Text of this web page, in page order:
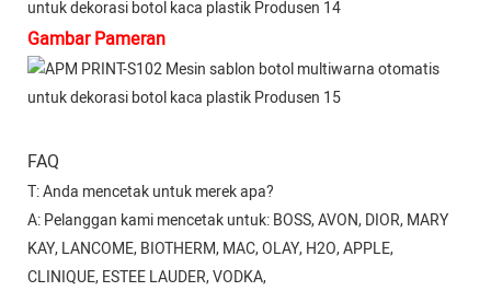
Gambar Pameran
FAQ
T: Anda mencetak untuk merek apa?
A: Pelanggan kami mencetak untuk: BOSS, AVON, DIOR, MARY
KAY, LANCOME, BIOTHERM, MAC, OLAY, H2O, APPLE,
CLINIQUE, ESTEE LAUDER, VODKA,